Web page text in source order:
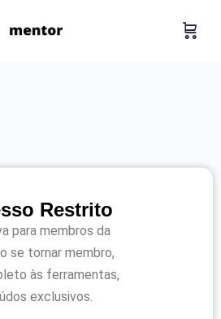
Restrito
para membros da
se tornar membro,
às ferramentas,
exclusivos.